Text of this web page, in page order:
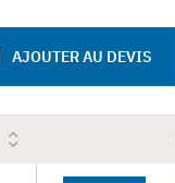
AJOUTER AU DEVIS